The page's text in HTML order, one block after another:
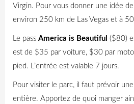
Virgin. Pour vous donner une idée
environ 250 km de Las Vegas et à
Le pass America is Beautiful ($80)
est de $35 par voiture, $30 par
pied. L’entrée est valable 7 jours.
Pour visiter le parc, il faut prévoir
entière. Apportez de quoi manger